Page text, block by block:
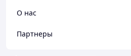
О нас
Партнеры